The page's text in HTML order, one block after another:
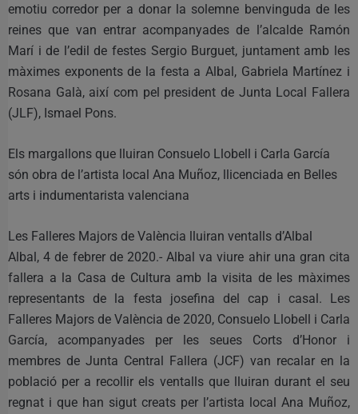
emotiu corredor per a donar la solemne benvinguda de les
reines que van entrar acompanyades de l’alcalde Ramón
Marí i de l’edil de festes Sergio Burguet, juntament amb les
màximes exponents de la festa a Albal, Gabriela Martínez i
Rosana Galà, així com pel president de Junta Local Fallera
(JLF), Ismael Pons.
Els margallons que lluiran Consuelo Llobell i Carla García
són obra de l’artista local Ana Muñoz, llicenciada en Belles
arts i indumentarista valenciana
Les Falleres Majors de València lluiran ventalls d’Albal
Albal, 4 de febrer de 2020.- Albal va viure ahir una gran cita
fallera a la Casa de Cultura amb la visita de les màximes
representants de la festa josefina del cap i casal. Les
Falleres Majors de València de 2020, Consuelo Llobell i Carla
García, acompanyades per les seues Corts d’Honor i
membres de Junta Central Fallera (JCF) van recalar en la
població per a recollir els ventalls que lluiran durant el seu
regnat i que han sigut creats per l’artista local Ana Muñoz,